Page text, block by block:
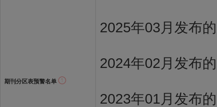
期刊分区表预警名单
2025年03月发布
2024年02月发布
2023年01月发布